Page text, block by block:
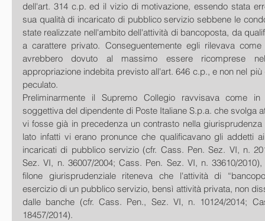
dell'art. 314 c.p. ed il vizio di motivazione, essendo stata
sua qualità di incaricato di pubblico servizio sebbene le
state realizzate nell'ambito dell'attività di bancoposta, da
a carattere privato. Conseguentemente egli rilevava
avrebbero dovuto al massimo essere ricomprese
appropriazione indebita previsto all'art. 646 c.p., e non nel
peculato.
Preliminarmente il Supremo Collegio ravvisava come
soggettiva del dipendente di Poste Italiane S.p.a. che svolga
vi fosse già in precedenza un contrasto nella
lato infatti vi erano pronunce che qualificavano gli addetti
incaricati di pubblico servizio (cfr. Cass. Pen. Sez. VI, n.
Sez. VI, n. 36007/2004; Cass. Pen. Sez. VI, n. 33610/
filone giurisprudenziale riteneva che l'attività di
esercizio di un pubblico servizio, bensì attività privata, non
dalle banche (cfr. Cass. Pen., Sez. VI, n. 10124/2014;
18457/2014).